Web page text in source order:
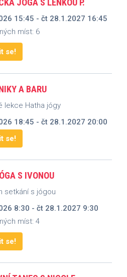
JÓGA S LENKOU P.
15:45 - čt 28.1.2027 16:45
míst: 6
se!
A BARU
lekce Hatha jógy
18:45 - čt 28.1.2027 20:00
se!
S IVONOU
setkání s jógou
8:30 - čt 28.1.2027 9:30
míst: 4
se!